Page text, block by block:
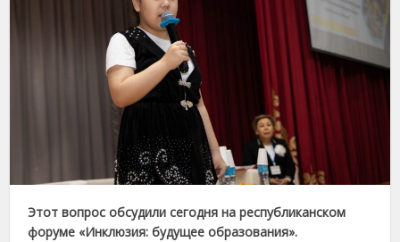
Этот вопрос обсудили сегодня на республиканском
форуме «Инклюзия: будущее образования».